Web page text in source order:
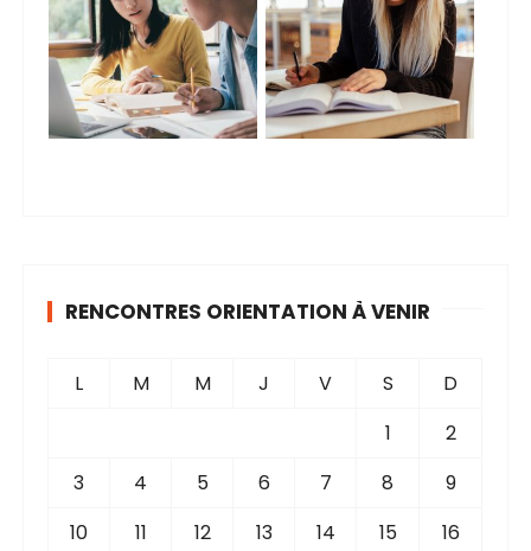
RENCONTRES ORIENTATION À VENIR
L M M J V S
D
1
2
3
4 5 6 7 8
9
10
11 12 13 14 15
16